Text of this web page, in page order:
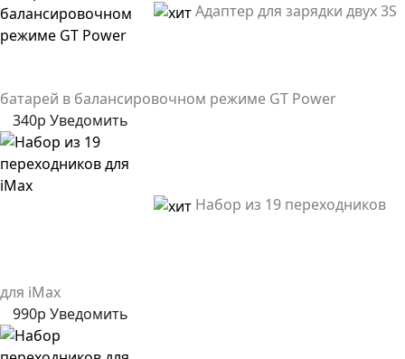
Адаптер для зарядки двух 3S
батарей в балансировочном режиме GT Power
340р Уведомить
Набор из 19 переходников
для iMax
990р Уведомить